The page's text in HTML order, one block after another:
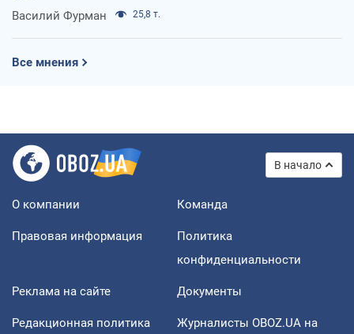
Василий Фурман 25,8 т.
Все мнения
В начало
О компании Команда
Правовая информация
Политика
конфиденциальности
Реклама на сайте Документы
Редакционная политика
Журналисты OBOZ.UA на